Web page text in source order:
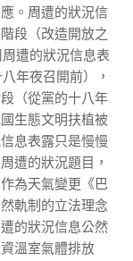
。周遭的狀況信
段（改造開放之
遭的狀況信息表
年夜召開前），
（從黨的十八年
生態文明扶植被
息表露只是慢慢
遭的狀況題目，
為天氣變更《巴
軌制的立法理念
的狀況信息公然
溫室氣體排放